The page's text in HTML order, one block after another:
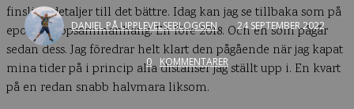
DANIEL PÅ UPPLEVELSEBLOGGEN 24 SEPTEMBER 2022
0 KOMMENTARER
finslipa detaljer till det bättre. Idag kan jag se tillbaka som på
epoker i löpsammanhang. En före 2018. Och en som pågår
sedan dess. Jag föredrar helt klart den pågående när jag kapat
mina tider på i princip alla distanser jag ställt upp i. En kvart
på en redan snabb halvmara liksom.